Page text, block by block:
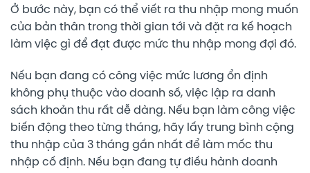
Ở bước này, bạn có thể viết ra thu nhập mong muốn
của bản thân trong thời gian tới và đặt ra kế hoạch
làm việc gì để đạt được mức thu nhập mong đợi đó.
Nếu bạn đang có công việc mức lương ổn định
không phụ thuộc vào doanh số, việc lập ra danh
sách khoản thu rất dễ dàng. Nếu bạn làm công việc
biến động theo từng tháng, hãy lấy trung bình cộng
thu nhập của 3 tháng gần nhất để làm mốc thu
nhập cố định. Nếu bạn đang tự điều hành doanh